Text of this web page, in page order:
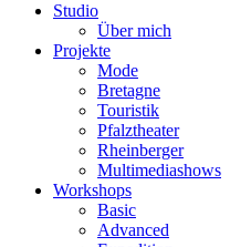
Studio
Über mich
Projekte
Mode
Bretagne
Touristik
Pfalztheater
Rheinberger
Multimediashows
Workshops
Basic
Advanced